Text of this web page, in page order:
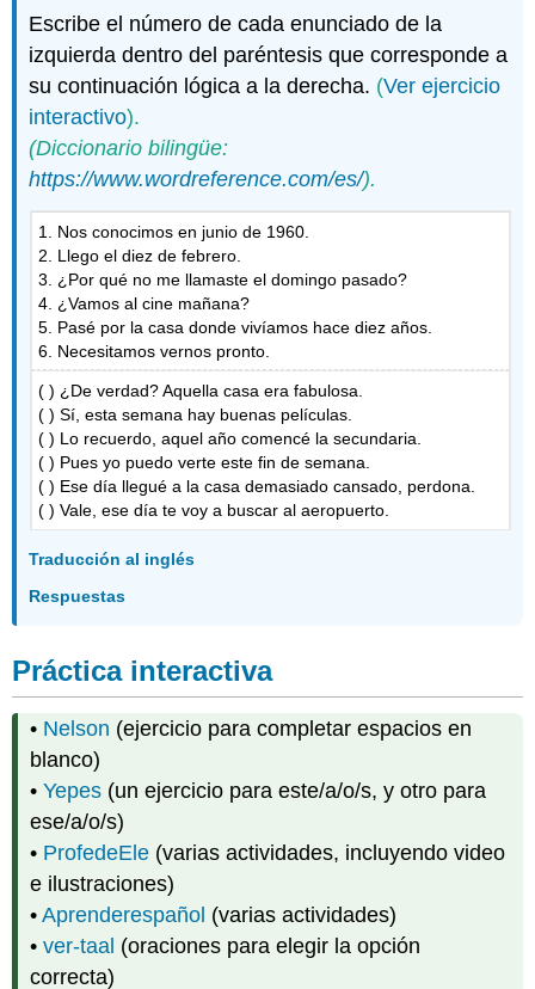
Escribe el número de cada enunciado de la
izquierda dentro del paréntesis que corresponde a
su continuación lógica a la derecha. (Ver ejercicio
interactivo).
(Diccionario bilingüe:
https://www.wordreference.com/es/).
1. Nos conocimos en junio de 1960.
2. Llego el diez de febrero.
3. ¿Por qué no me llamaste el domingo pasado?
4. ¿Vamos al cine mañana?
5. Pasé por la casa donde vivíamos hace diez años.
6. Necesitamos vernos pronto.
( ) ¿De verdad? Aquella casa era fabulosa.
( ) Sí, esta semana hay buenas películas.
( ) Lo recuerdo, aquel año comencé la secundaria.
( ) Pues yo puedo verte este fin de semana.
( ) Ese día llegué a la casa demasiado cansado, perdona.
( ) Vale, ese día te voy a buscar al aeropuerto.
Traducción al inglés
Respuestas
Práctica interactiva
• Nelson (ejercicio para completar espacios en
blanco)
•Yepes (un ejercicio para este/a/o/s, y otro para
ese/a/o/s)
• ProfedeEle (varias actividades, incluyendo video
e ilustraciones)
•Aprenderespañol (varias actividades)
•ver-taal (oraciones para elegir la opción
correcta)